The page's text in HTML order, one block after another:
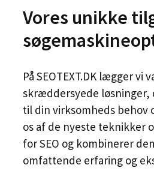
Vores unikke
På SEOTEXT.DK lægger vi
skræddersyede løsninger,
til din virksomheds behov
os af de nyeste teknikker
for SEO og kombinerer
omfattende erfaring og